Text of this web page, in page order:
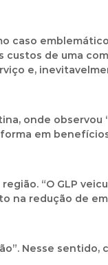
caso
de uma
e,
onde observou
em
“O GLP
redução de
Nesse sentido,